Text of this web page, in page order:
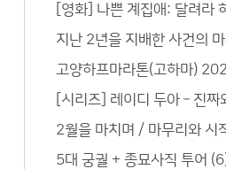
[영화] 나쁜 계집애: 달려라
지난 2년을 지배한 사건의
고양하프마라톤(고하마)
[시리즈] 레이디 두아 – 진
2월을 마치며 / 마무리와
5대 궁궐 + 종묘사직 투어